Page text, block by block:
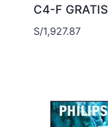
C4-F GRATIS
S/1,927.87